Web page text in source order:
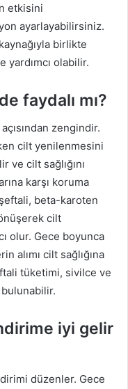
etkisini
ayarlayabilirsiniz.
birlikte
olabilir.
faydalı mı?
zengindir.
cilt yenilenmesini
ve cilt sağlığını
karşı koruma
beta-karoten
cilt
olur. Gece boyunca
alımı cilt sağlığına
tüketimi, sivilce ve
bulunabilir.
iyi gelir
düzenler. Gece